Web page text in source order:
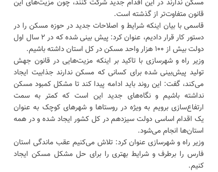
مسکن ندارند در این اقدام جدید شرکت کنند، چون مزیت‌های این
قانون متفاوت‌تر از گذشته است.
قاسمی با بیان اینکه شرایط و اصلاحات جدید در حوزه مسکن را در
دستور کار قرار دادیم، عنوان کرد: پیش بینی شده که در ۲ سال اول
دولت بیش از ۱۰۰ هزار واحد مسکن در کل استان داشته باشیم.
وزیر راه و شهرسازی با تاکید بر اینکه مزیت‌هایی در قانون جهش
تولید پیش‌بینی شده برای کسانی که مسکن ندارند جذابیت ایجاد
می‌کند، گفت: این روند باید ادامه پیدا کند تا مشکل کمبود مسکن
نداشته باشیم و نگاه‌های جدید این است که کمتر به سمت
ارتفاع‌سازی برویم به ویژه در روستا‌ها و شهر‌های کوچک به عنوان
یک اقدام اساسی دولت سیزدهم در کل کشور ایجاد شده و در همه
استان‌ها انجام می‌شود.
وزیر راه و شهرسازی عنوان کرد: تلاش می‌کنیم عقب ماندگی استان
فارس را برطرف و شرایط بهتری را برای حل مشکل مسکن ایجاد
کنیم.